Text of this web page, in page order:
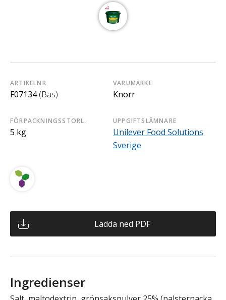
ARTIKELNR
F07134 (Bas)
VARUMÄRKE
Knorr
FÖRPACKNINGSSTORL.
5 kg
UPPGIFTSLÄMNARE
Unilever Food Solutions
Sverige
Ladda ned PDF
Ingredienser